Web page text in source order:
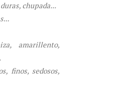
chupada...
amarillento,
finos, sedosos,